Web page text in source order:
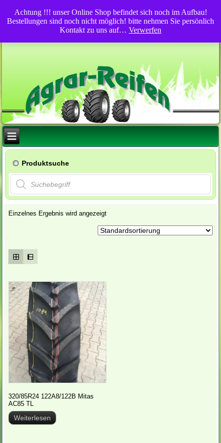
Produktsuche
Products
search
Einzelnes Ergebnis wird angezeigt
320/85R24 122A8/122B Mitas
AC85 TL
Weiterlesen
Achtung !!! unser Online Shop befindet sich noch im Aufbau!
Bestellungen sind noch nicht möglich! bitte nehmen Sie persönlich
Kontakt zu uns auf… Verwerfen